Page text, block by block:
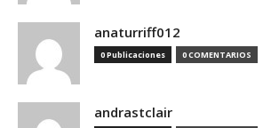
anaturriff012
0 Publicaciones 0 COMENTARIOS
andrastclair